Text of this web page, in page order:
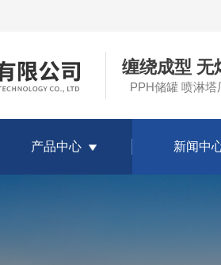
缠绕成型 无
PPH储罐 喷淋塔
产品中心 新闻中